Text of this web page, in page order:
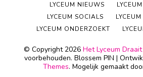
© Copyright 2026 Het Lyceum
voorbehouden. Blossem PIN |
Themes. Mogelijk gemaakt
LYCEUM NIEUWS
LYCEUM SOCIALS
LYCEUM ONDERZOEKT